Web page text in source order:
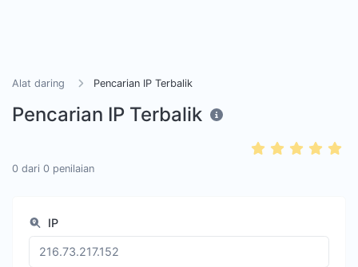
Alat daring Pencarian IP Terbalik
Pencarian IP Terbalik
0 dari 0 penilaian
IP